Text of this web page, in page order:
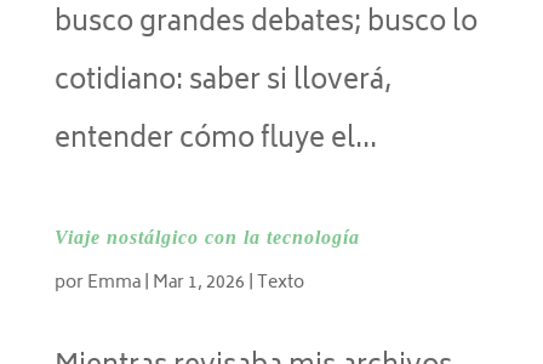
busco grandes debates; busco lo
cotidiano: saber si lloverá,
entender cómo fluye el...
Viaje nostálgico con la tecnología
porEmma| Mar 1, 2026 |Texto